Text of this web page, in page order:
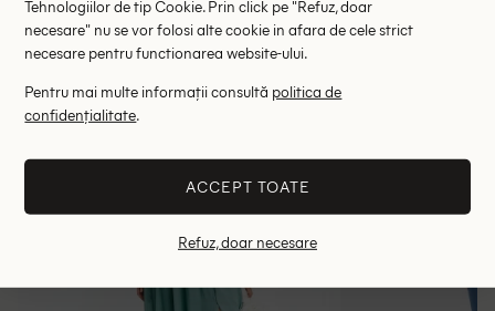
36
- 78%
Tehnologiilor de tip Cookie. Prin click pe "Refuz, doar
necesare" nu se vor folosi alte cookie in afara de cele strict
necesare pentru functionarea website-ului.
Pentru mai multe informații consultă politica de
confidențialitate.
ACCEPT TOATE
Refuz, doar necesare